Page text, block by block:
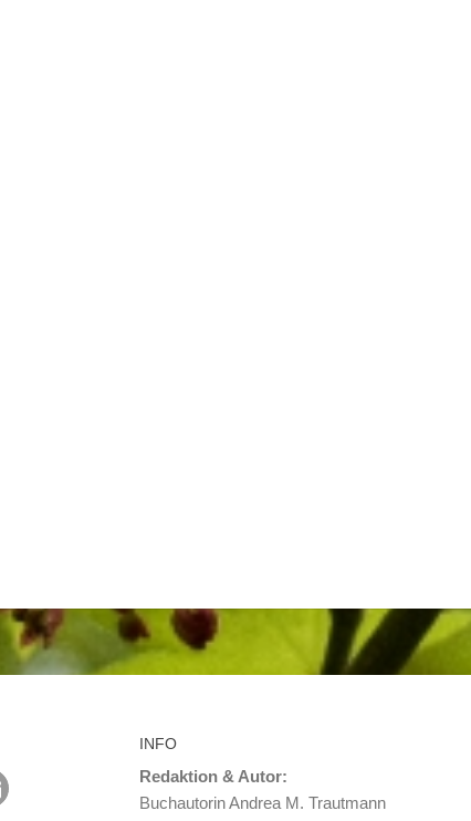
INFO
Redaktion & Autor:
Buchautorin Andrea M. Trautmann